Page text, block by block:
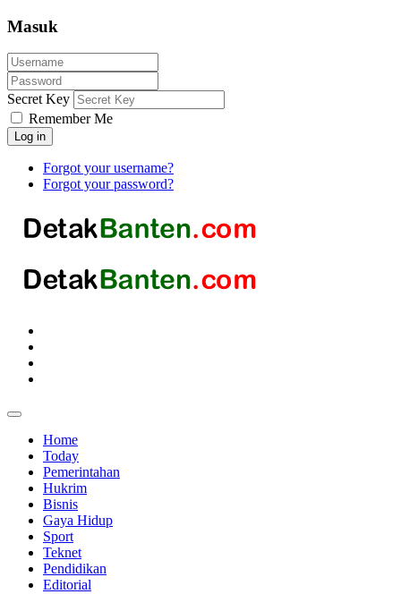
Masuk
Secret Key
Remember Me
Log in
Forgot your username?
Forgot your password?
Home
Today
Pemerintahan
Hukrim
Bisnis
Gaya Hidup
Sport
Teknet
Pendidikan
Editorial